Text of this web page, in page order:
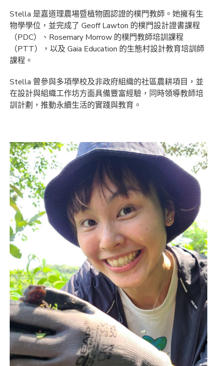
Stella 是嘉道理農場暨植物園認證的樸門教師。她擁有生
物學學位，並完成了 Geoff Lawton 的樸門設計證書課程
（PDC）、Rosemary Morrow 的樸門教師培訓課程
（PTT），以及 Gaia Education 的生態村設計教育培訓師
課程。
Stella 曾參與多項學校及非政府組織的社區農耕項目，並
在設計與組織工作坊方面具備豐富經驗，同時領導教師培
訓計劃，推動永續生活的實踐與教育。